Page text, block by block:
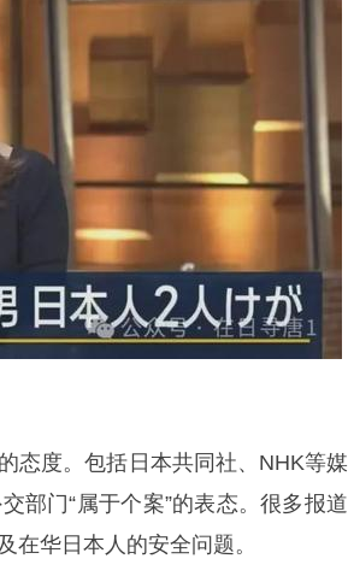
态度。包括日本共同社、NHK等媒
部门“属于个案”的表态。很多报道
在华日本人的安全问题。